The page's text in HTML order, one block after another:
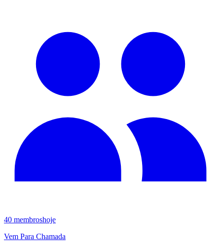
40 membroshoje
Vem Para Chamada